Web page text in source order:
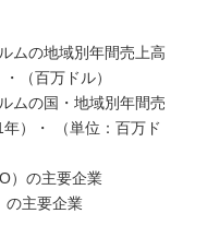
ムの地域別年間売上高
（百万ドル）
ムの国・地域別年間売
）・ （単位：百万ド
）の主要企業
の主要企業